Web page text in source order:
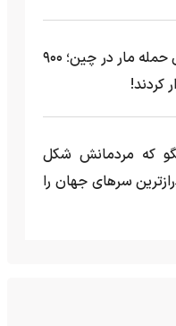
(ویدئو) اعلام وضعیت اضطراری حمله مار‌ در چین؛ ۹۰۰
کردند!
که مردمانش شکل
سرهای جهان را